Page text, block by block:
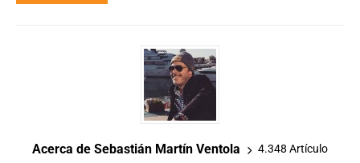
Acerca de Sebastián Martín Ventola 4.348 Artículo